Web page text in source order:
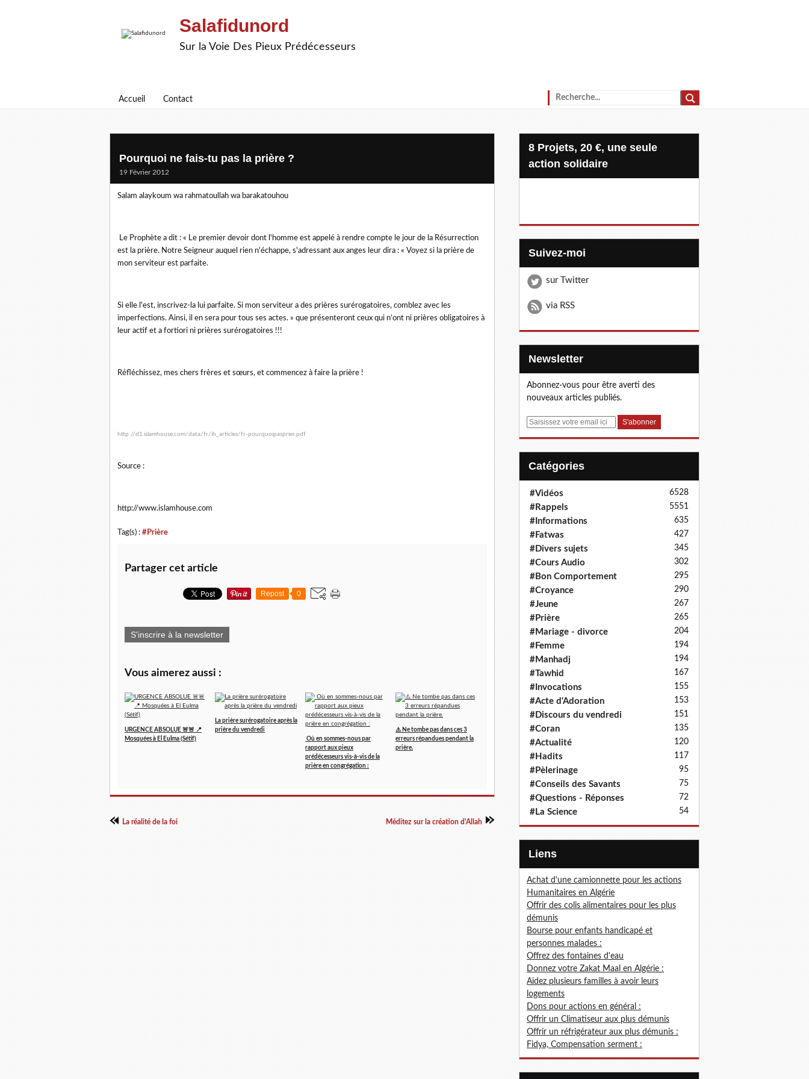
Salafidunord
Sur la Voie Des Pieux Prédécesseurs
Accueil Contact
Pourquoi ne fais-tu pas la prière ?
19 Février 2012
Salam alaykoum wa rahmatoullah wa barakatouhou
Le Prophète a dit : « Le premier devoir dont l'homme est appelé à rendre compte le jour de la Résurrection
est la prière. Notre Seigneur auquel rien n'échappe, s'adressant aux anges leur dira : « Voyez si la prière de
mon serviteur est parfaite.
Si elle l'est, inscrivez-la lui parfaite. Si mon serviteur a des prières surérogatoires, comblez avec les
imperfections. Ainsi, il en sera pour tous ses actes. » que présenteront ceux qui n’ont ni prières obligatoires à
leur actif et a fortiori ni prières surérogatoires !!!
Réfléchissez, mes chers frères et sœurs, et commencez à faire la prière !
http://d1.islamhouse.com/data/fr/ih_articles/fr-pourquoipasprier.pdf
Source :
http://www.islamhouse.com
Tag(s) : #Prière
Partager cet article
Repost 0
S'inscrire à la newsletter
Vous aimerez aussi :
URGENCE ABSOLUE 🚨🚨 📍
Mosquées à El Eulma (Sétif)
La prière surérogatoire après la
prière du vendredi
Où en sommes-nous par
rapport aux pieux
prédécesseurs vis-à-vis de la
prière en congrégation :
⚠️ Ne tombe pas dans ces 3
erreurs répandues pendant la
prière.
La réalité de la foi Méditez sur la création d'Allah
8 Projets, 20 €, une seule
action solidaire
Suivez-moi
sur Twitter
via RSS
Newsletter
Abonnez-vous pour être averti des
nouveaux articles publiés.
E
Catégories
#Vidéos 6528
#Rappels 5551
#Informations 635
#Fatwas 427
#Divers sujets 345
#Cours Audio 302
#Bon Comportement 295
#Croyance 290
#Jeune 267
#Prière 265
#Mariage - divorce 204
#Femme 194
#Manhadj 194
#Tawhid 167
#Invocations 155
#Acte d'Adoration 153
#Discours du vendredi 151
#Coran 135
#Actualité 120
#Hadits 117
#Pèlerinage 95
#Conseils des Savants 75
#Questions - Réponses 72
#La Science 54
Liens
Achat d'une camionnette pour les actions
Humanitaires en Algérie
Offrir des colis alimentaires pour les plus
démunis
Bourse pour enfants handicapé et
personnes malades :
Offrez des fontaines d'eau
Donnez votre Zakat Maal en Algérie :
Aidez plusieurs familles à avoir leurs
logements
Dons pour actions en général :
Offrir un Climatiseur aux plus démunis
Offrir un réfrigérateur aux plus démunis :
Fidya, Compensation serment :